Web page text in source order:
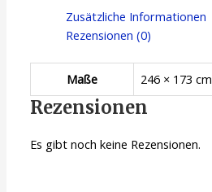
Zusätzliche Informationen
Rezensionen (0)
Maße 246 × 173 cm
Rezensionen
Es gibt noch keine Rezensionen.